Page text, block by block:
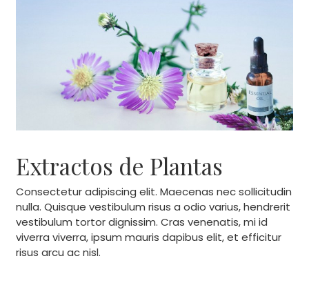
Extractos de Plantas
Consectetur adipiscing elit. Maecenas nec sollicitudin
nulla. Quisque vestibulum risus a odio varius, hendrerit
vestibulum tortor dignissim. Cras venenatis, mi id
viverra viverra, ipsum mauris dapibus elit, et efficitur
risus arcu ac nisl.